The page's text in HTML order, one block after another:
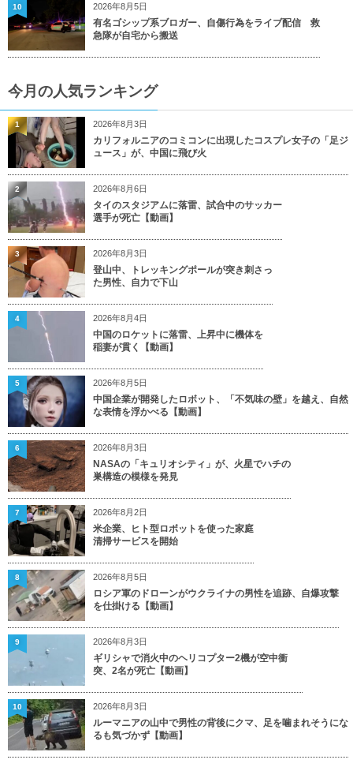
2026年8月5日
有名ゴシップ系ブロガー、自傷行為をライブ配信 救
急隊が自宅から搬送
10
今月の人気ランキング
2026年8月3日
カリフォルニアのコミコンに出現したコスプレ女子の「足ジ
ュース」が、中国に飛び火
1
2026年8月6日
タイのスタジアムに落雷、試合中のサッカー
選手が死亡【動画】
2
2026年8月3日
登山中、トレッキングポールが突き刺さっ
た男性、自力で下山
3
2026年8月4日
中国のロケットに落雷、上昇中に機体を
稲妻が貫く【動画】
4
2026年8月5日
中国企業が開発したロボット、「不気味の壁」を越え、自然
な表情を浮かべる【動画】
5
2026年8月3日
NASAの「キュリオシティ」が、火星でハチの
巣構造の模様を発見
6
2026年8月2日
米企業、ヒト型ロボットを使った家庭
清掃サービスを開始
7
2026年8月5日
ロシア軍のドローンがウクライナの男性を追跡、自爆攻撃
を仕掛ける【動画】
8
2026年8月3日
ギリシャで消火中のヘリコプター2機が空中衝
突、2名が死亡【動画】
9
2026年8月3日
ルーマニアの山中で男性の背後にクマ、足を噛まれそうにな
るも気づかず【動画】
10